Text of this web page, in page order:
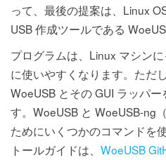
って、最後の提案は、Linux
USB 作成ツールである
プログラムは、Linux マシン
に使いやすくなります。ただ
WoeUSB とその GUI ラッパ
す。WoeUSB と WoeUSB-ng
ためにいくつかのコマンドを
トールガイドは、 WoeUSB